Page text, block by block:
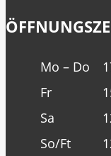
Mo – Do
Fr
Sa
So/Ft